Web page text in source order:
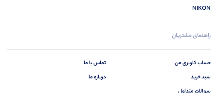
NIKON
راهنمای مشتریان
حساب کاربری من
سبد خرید
تماس با ما
درباره ما